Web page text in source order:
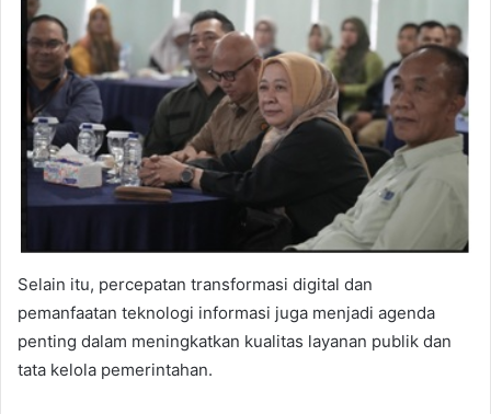
Selain itu, percepatan transformasi digital dan
pemanfaatan teknologi informasi juga menjadi agenda
penting dalam meningkatkan kualitas layanan publik dan
tata kelola pemerintahan.